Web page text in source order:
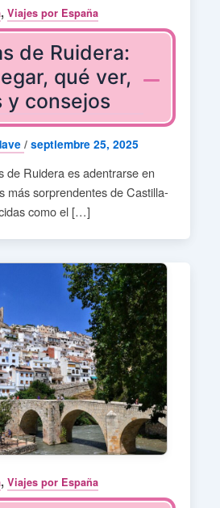
, Viajes por España
de Ruidera:
qué ver,
y consejos
/ septiembre 25, 2025
de Ruidera es adentrarse en
más sorprendentes de Castilla-
como el […]
, Viajes por España